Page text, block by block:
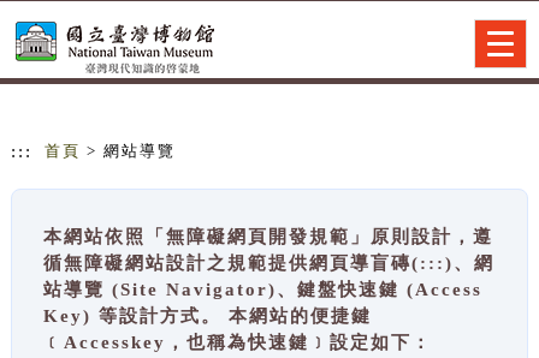
::: 首頁 > 網站導覽
本網站依照「無障礙網頁開發規範」原則設計，遵
循無障礙網站設計之規範提供網頁導盲磚(:::)、網
站導覽 (Site Navigator)、鍵盤快速鍵 (Access
Key) 等設計方式。 本網站的便捷鍵
﹝Accesskey，也稱為快速鍵﹞設定如下：